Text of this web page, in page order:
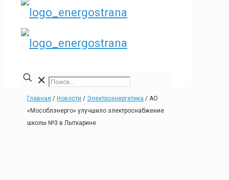
✕
Главная / Новости / Электроэнергетика / АО
«Мособлэнерго» улучшило электроснабжение
школы №3 в Лыткарине